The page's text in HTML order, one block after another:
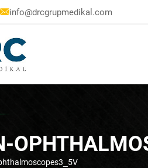
info@drcgrupmedikal.com